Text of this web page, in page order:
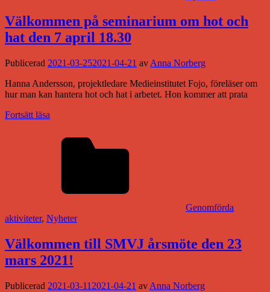
Välkommen på seminarium om hot och
hat den 7 april 18.30
Publicerad 2021-03-252021-04-21 av Anna Norberg
Hanna Andersson, projektledare Medieinstitutet Fojo, föreläser om
hur man kan hantera hot och hat i arbetet. Hon kommer att prata
Fortsätt läsa
Genomförda
aktiviteter, Nyheter
Välkommen till SMVJ årsmöte den 23
mars 2021!
Publicerad 2021-03-11 2021-04-21 av Anna Norberg